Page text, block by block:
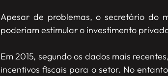
Apesar de problemas, o secretário do
poderiam estimular o investimento
Em 2015, segundo os dados mais
incentivos fiscais para o setor. No